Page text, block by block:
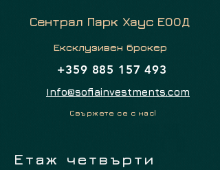
Сентрал Парк Хаус ЕООД
Свържете се с нас!
+359 885 157 493
Info@sofiainvestments.com
Ексклузивен брокер
Етаж четвърти